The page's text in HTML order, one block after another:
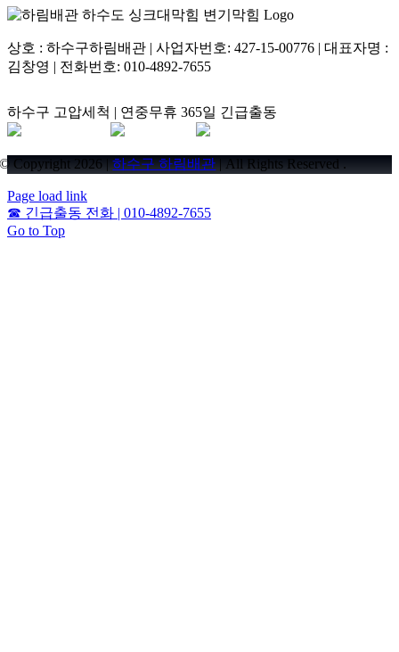
상호 : 하수구하림배관 | 사업자번호: 427-15-00776 | 대표자명 :
김창영 | 전화번호: 010-4892-7655
하수구 고압세척 | 연중무휴 365일 긴급출동
© Copyright 2026 |하수구 하림배관 | All Rights Reserved .
Page load link
☎ 긴급출동 전화 | 010-4892-7655
Go to Top